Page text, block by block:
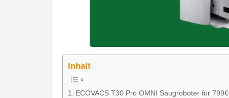
Inhalt
ECOVACS T30 Pro OMNI Saugroboter für 799€